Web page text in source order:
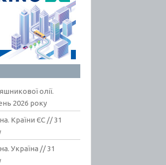
олії.
2026 року
Країни ЄС // 31
Україна // 31